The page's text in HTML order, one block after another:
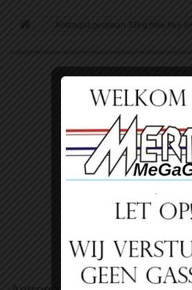
Antragaz propaan 33kg nwe fles
Bekijk groter